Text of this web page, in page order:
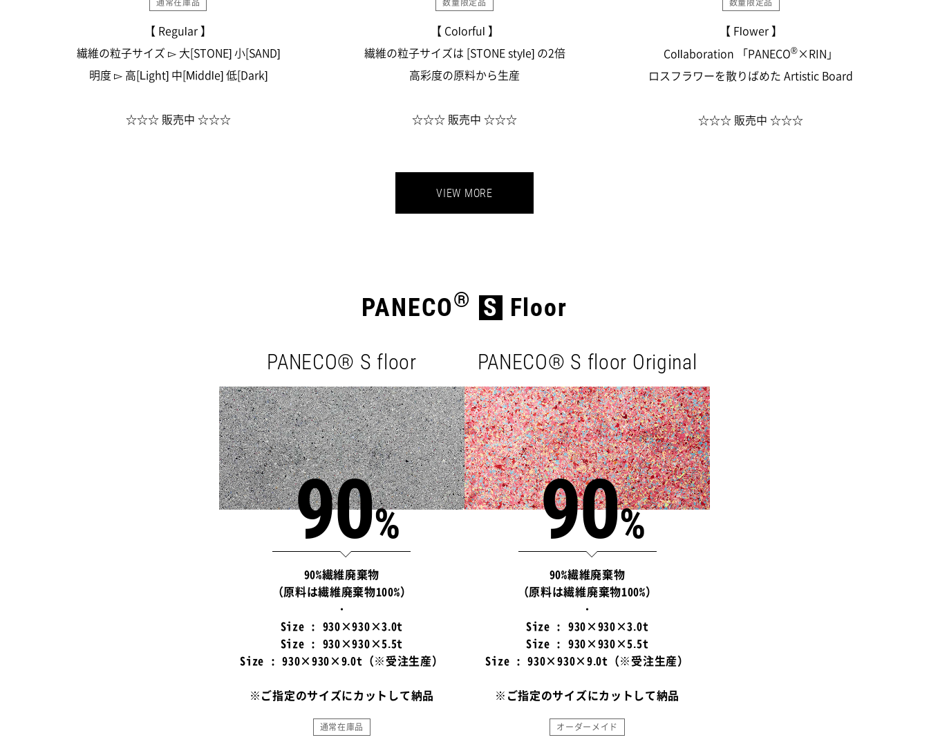
【 Regular 】
繊維の粒子サイズ ▻ 大[STONE] 小[SAND]
明度 ▻ 高[Light] 中[Middle] 低[Dark]
☆☆☆ 販売中 ☆☆☆
【 Colorful 】
繊維の粒子サイズは [STONE style] の2倍
高彩度の原料から生産
☆☆☆ 販売中 ☆☆☆
【 Flower 】
Collaboration 「PANECO®×RIN」
ロスフラワーを散りばめた Artistic Board
☆☆☆ 販売中 ☆☆☆
VIEW MORE
PANECO® S Floor
PANECO® S floor
90%
90%繊維廃棄物
（原料は繊維廃棄物100%）
・
Size : 930×930×3.0t
Size : 930×930×5.5t
Size : 930×930×9.0t（※受注生産）
※ご指定のサイズにカットして納品
通常在庫品
PANECO® S floor Original
90%
90%繊維廃棄物
（原料は繊維廃棄物100%）
・
Size : 930×930×3.0t
Size : 930×930×5.5t
Size : 930×930×9.0t（※受注生産）
※ご指定のサイズにカットして納品
オーダーメイド